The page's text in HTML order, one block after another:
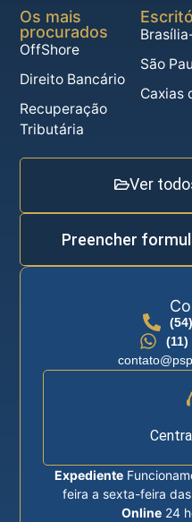
Os mais
procurados
OffShore
Direito Bancário
Recuperação
Tributária
São
Caxias
Ver
Preencher
(11)
Expediente
feira a sexta-feira
Online24